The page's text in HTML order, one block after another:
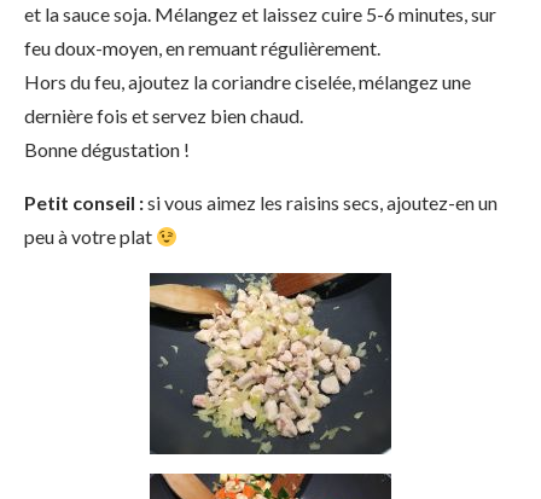
et la sauce soja. Mélangez et laissez cuire 5-6 minutes, sur
feu doux-moyen, en remuant régulièrement.
Hors du feu, ajoutez la coriandre ciselée, mélangez une
dernière fois et servez bien chaud.
Bonne dégustation !
Petit conseil :si vous aimez les raisins secs, ajoutez-en un
peu à votre plat